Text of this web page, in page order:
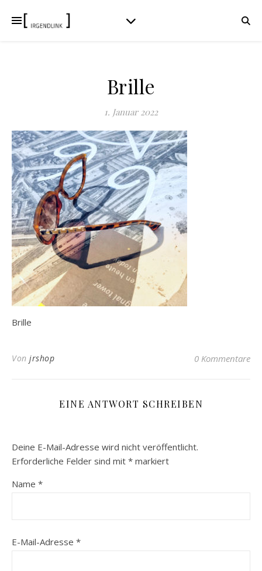
Brille
1. Januar 2022
Brille
Von jrshop 0 Kommentare
EINE ANTWORT SCHREIBEN
Deine E-Mail-Adresse wird nicht veröffentlicht.
Erforderliche Felder sind mit * markiert
Name *
E-Mail-Adresse *